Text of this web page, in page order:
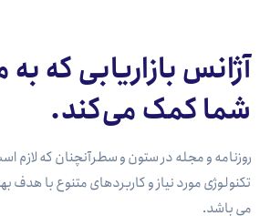
آژانس بازاریابی که
شما کمک می‌کند.
روزنامه و مجله در ستون و سطرآنچنان که لازم
تکنولوژی مورد نیاز و کاربردهای متنوع با هدف
می باشد.